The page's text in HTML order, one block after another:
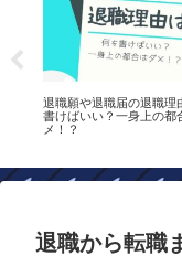
退職願や退職届の退職理
書けばいい？一身上の都
メ！？
退職から転職